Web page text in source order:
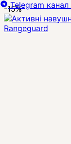
-15%
Telegram канал